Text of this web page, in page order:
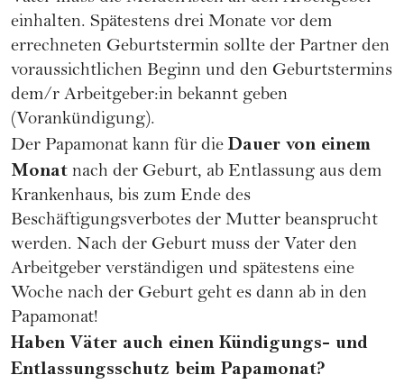
einhalten. Spätestens drei Monate vor dem
errechneten Geburtstermin sollte der Partner den
voraussichtlichen Beginn und den Geburtstermins
dem/r Arbeitgeber:in bekannt geben
(Vorankündigung).
Der Papamonat kann für dieDauer von einem
Monat nach der Geburt, ab Entlassung aus dem
Krankenhaus, bis zum Ende des
Beschäftigungsverbotes der Mutter beansprucht
werden. Nach der Geburt muss der Vater den
Arbeitgeber verständigen und spätestens eine
Woche nach der Geburt geht es dann ab in den
Papamonat!
Haben Väter auch einen Kündigungs- und
Entlassungsschutz beim Papamonat?